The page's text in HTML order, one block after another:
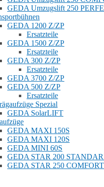
GEDA Umzugslift 250
GEDA 1200 Z/ZP
Ersatzteile
GEDA 1500 Z/ZP
Ersatzteile
GEDA 300 Z/ZP
Ersatzteile
GEDA 3700 Z/ZP
GEDA 500 Z/ZP
Ersatzteile
Spezial
GEDA SolarLIFT
GEDA MAXI 150S
GEDA MAXI 120S
GEDA MINI 60S
GEDA STAR 200
GEDA STAR 250 COMFORT